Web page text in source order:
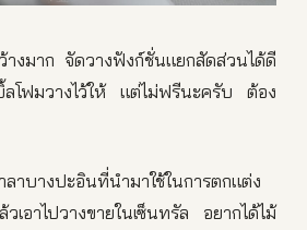
งมาก จัดวางฟังก์ชั่นแยกสัดส่วนได้ดี
ลโฟมวางไว้ให้ แต่ไม่ฟรีนะครับ ต้อง
ลาบางปะอินที่นำมาใช้ในการตกแต่ง
เอาไปวางขายในเซ็นทรัล อยากได้ไม้